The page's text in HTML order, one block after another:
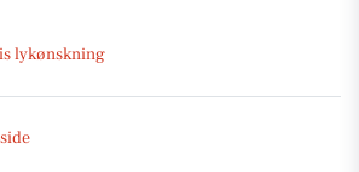
lykønskning